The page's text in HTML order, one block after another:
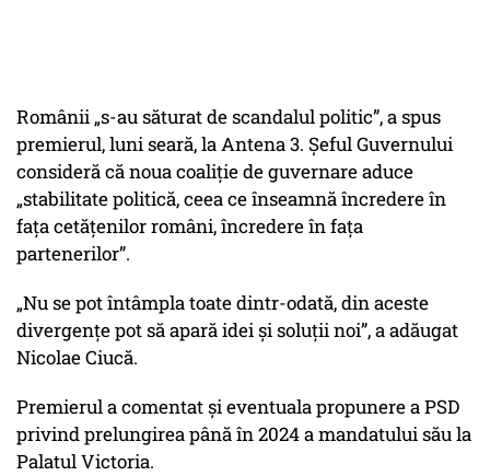
Românii „s-au săturat de scandalul politic”, a spus
premierul, luni seară, la Antena 3. Șeful Guvernului
consideră că noua coaliție de guvernare aduce
„stabilitate politică, ceea ce înseamnă încredere în
fața cetățenilor români, încredere în fața
partenerilor”.
„Nu se pot întâmpla toate dintr-odată, din aceste
divergențe pot să apară idei și soluții noi”, a adăugat
Nicolae Ciucă.
Premierul a comentat și eventuala propunere a PSD
privind prelungirea până în 2024 a mandatului său la
Palatul Victoria.